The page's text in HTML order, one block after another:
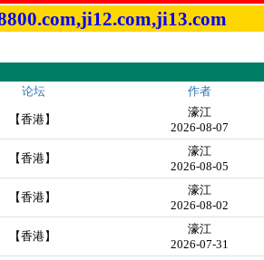
论坛 作者
【香港】
濠江
2026-08-07
【香港】
濠江
2026-08-05
【香港】
濠江
2026-08-02
【香港】
濠江
2026-07-31